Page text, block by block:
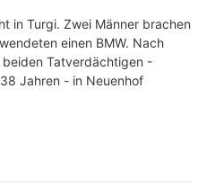
in Turgi. Zwei Männer brachen
einen BMW. Nach
Tatverdächtigen -
Jahren - in Neuenhof